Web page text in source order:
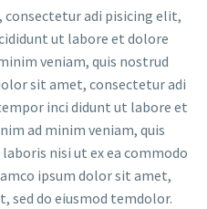
adi pisicing elit,
ut labore et dolore
veniam, quis nostrud
sit amet, consectetur adi
inci didunt ut labore et
ad minim veniam, quis
nisi ut ex ea commodo
ipsum dolor sit amet,
sed do eiusmod temdolor.